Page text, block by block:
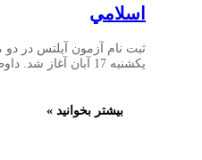
اسلامي
ثبت نام آزمون آیلتس در دو
یکشنبه 17 آبان آغاز شد. داوطلبان می توانند…
بیشتر بخوانید »